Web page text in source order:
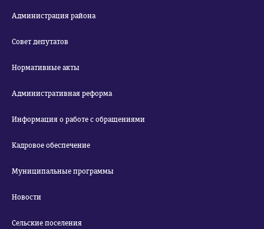
Администрация района
Совет депутатов
Нормативные акты
Административная реформа
Информация о работе с обращениями
Кадровое обеспечение
Муниципальные программы
Новости
Сельские поселения